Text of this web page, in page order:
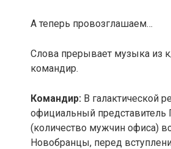
А теперь провозглашаем…
Слова прерывает музыка из
командир.
Командир: В галактической
официальный представитель
(количество мужчин офиса)
Новобранцы, перед